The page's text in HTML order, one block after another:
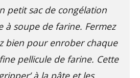
petit sac de congélation
à soupe de farine. Fermez
bien pour enrober chaque
pellicule de farine. Cette
à la pâte et les